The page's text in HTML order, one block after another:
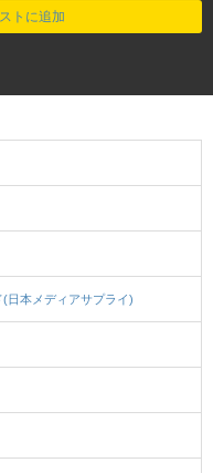
トに追加
日本メディアサプライ)